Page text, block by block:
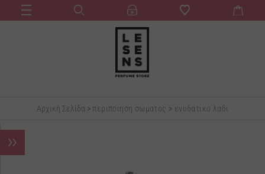
Αρχική Σελίδα > περιποιηση σωματος > ενυδατικο λαδι